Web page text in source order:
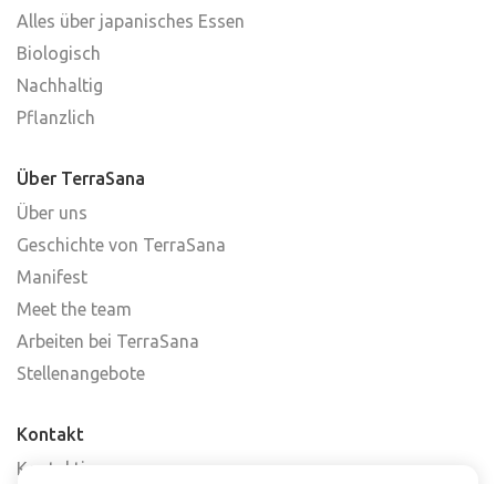
Alles über japanisches Essen
Biologisch
Nachhaltig
Pflanzlich
Über TerraSana
Über uns
Geschichte von TerraSana
Manifest
Meet the team
Arbeiten bei TerraSana
Stellenangebote
Kontakt
Kontaktiere uns